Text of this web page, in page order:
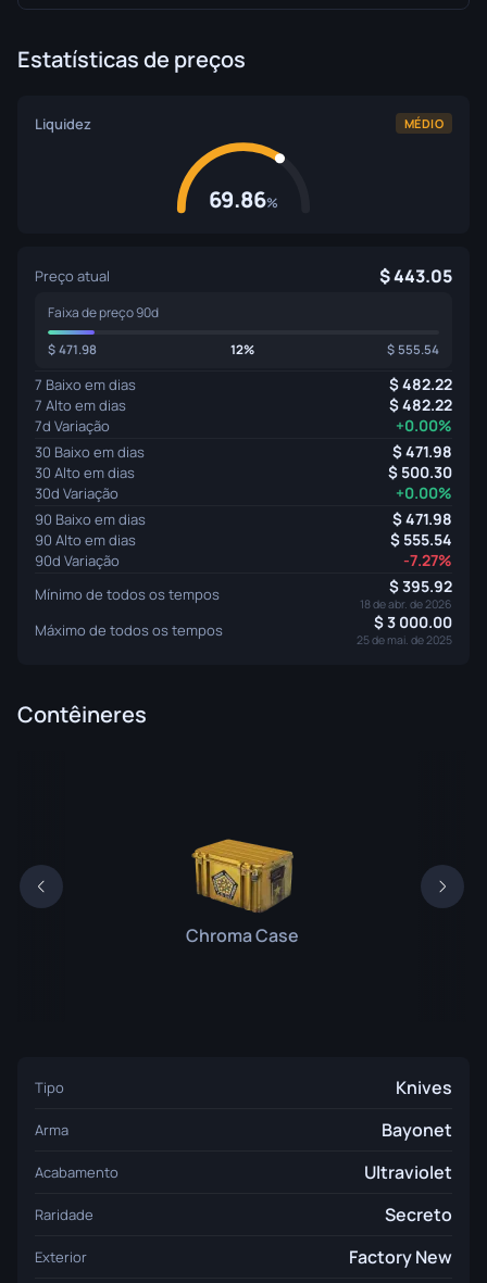
Estatísticas de preços
Liquidez MÉDIO
69.86%
Preço atual 443.05
Faixa de preço 90d
471.98 12% 555.54
7 Baixo em dias 482.22
7 Alto em dias 482.22
7d Variação +0.00%
30 Baixo em dias 471.98
30 Alto em dias 500.30
30d Variação +0.00%
90 Baixo em dias 471.98
90 Alto em dias 555.54
90d Variação -7.27%
Mínimo de todos os tempos 395.92
18 de abr. de 2026
Máximo de todos os tempos 3 000.00
25 de mai. de 2025
Contêineres
Chroma Case
Tipo Knives
Arma Bayonet
Acabamento Ultraviolet
Raridade Secreto
Exterior Factory New